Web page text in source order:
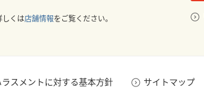
しくは店舗情報をご覧ください。
スメントに対する基本方針 サイトマップ